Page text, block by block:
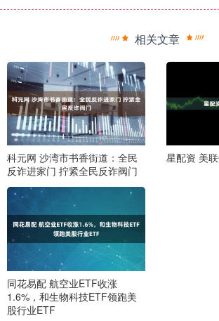
相关文章
科元网 沙湾市书香街道：全民
反诈进家门 拧紧全民反诈阀门
星配资 美
同花易配 航空业ETF收涨
1.6%，和生物科技ETF领跑美
股行业ETF